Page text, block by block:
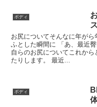
ボディ
お尻についてそんなに年がら
ふとした瞬間に 「あ、最近
自らのお尻についてこれか
たりします。 最近...
ボディ